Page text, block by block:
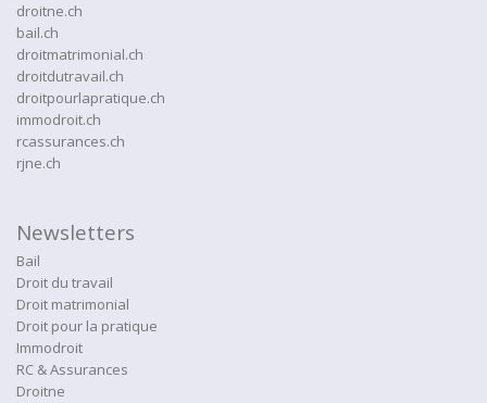
droitne.ch
bail.ch
droitmatrimonial.ch
droitdutravail.ch
droitpourlapratique.ch
immodroit.ch
rcassurances.ch
rjne.ch
Newsletters
Bail
Droit du travail
Droit matrimonial
Droit pour la pratique
Immodroit
RC & Assurances
Droitne